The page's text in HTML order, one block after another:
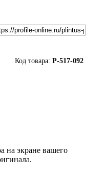
Код товара: P-517-092
на экране вашего